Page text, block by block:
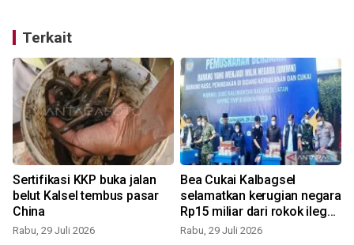
Terkait
Sertifikasi KKP buka jalan
belut Kalsel tembus pasar
China
Rabu, 29 Juli 2026
Bea Cukai Kalbagsel
selamatkan kerugian negara
Rp15 miliar dari rokok ilegal
dan MMEA
Rabu, 29 Juli 2026